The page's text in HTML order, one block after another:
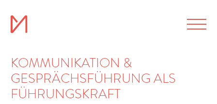
KOMMUNIKATION &
GESPRÄCHSFÜHRUNG ALS
FÜHRUNGSKRAFT